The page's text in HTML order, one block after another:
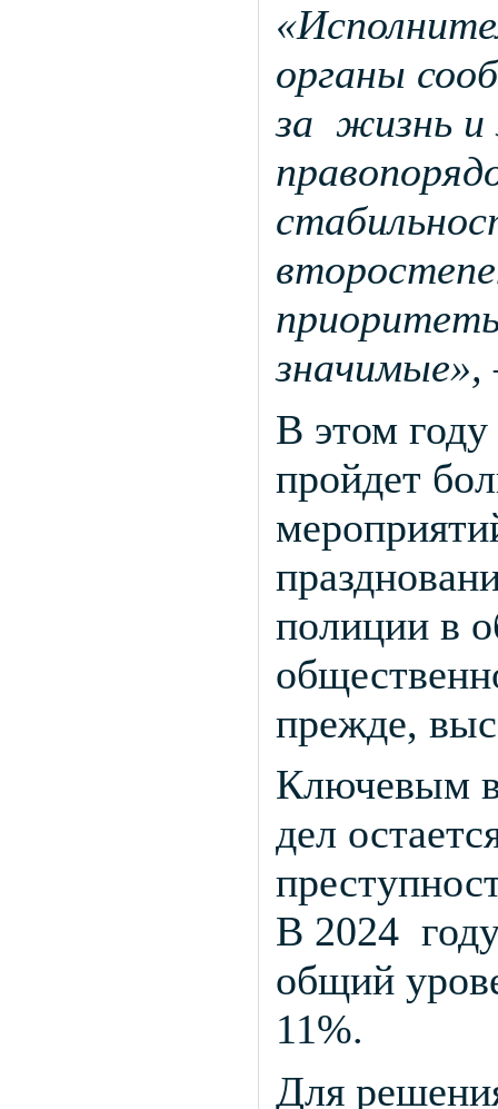
органы
за жизнь и
значимые»,
В этом
пройдет
полиции в
прежде,
Ключевым в
дел
В 2024
общий
11%.
Для